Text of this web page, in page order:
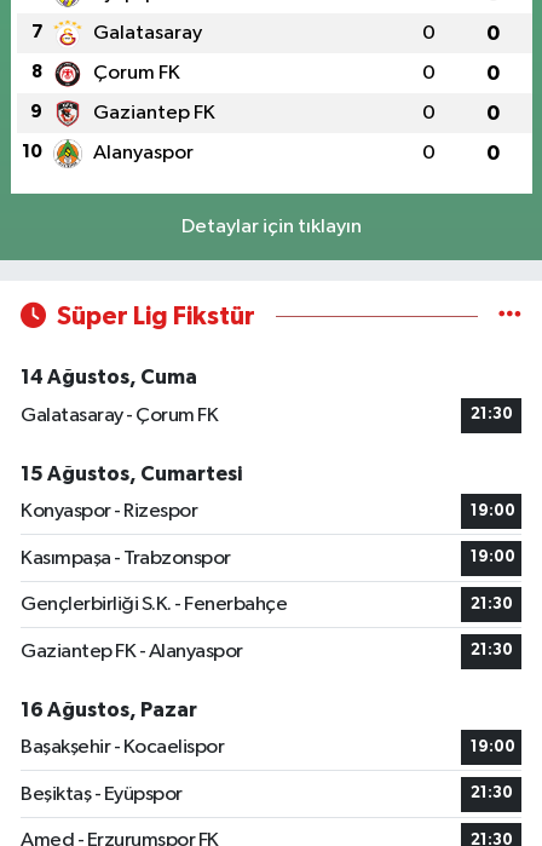
7 Galatasaray 0 0
8 Çorum FK 0 0
9 Gaziantep FK 0 0
10 Alanyaspor 0 0
Detaylar için tıklayın
Süper Lig Fikstür
14 Ağustos, Cuma
Galatasaray - Çorum FK
21:30
15 Ağustos, Cumartesi
Konyaspor - Rizespor
19:00
Kasımpaşa - Trabzonspor 19:00
Gençlerbirliği S.K. - Fenerbahçe 21:30
Gaziantep FK - Alanyaspor 21:30
16 Ağustos, Pazar
Başakşehir - Kocaelispor
19:00
Beşiktaş - Eyüpspor 21:30
Amed - Erzurumspor FK 21:30